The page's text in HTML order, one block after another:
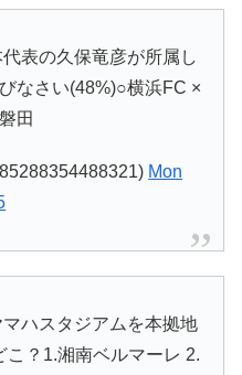
表の久保竜彦が所属し
なさい(48%)○横浜FC ×
田
Mon
ハスタジアムを本拠地
こ？1.湘南ベルマーレ 2.